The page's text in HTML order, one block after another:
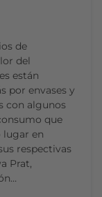
de
del
están
por envases y
con algunos
que
lugar en
respectivas
Prat,